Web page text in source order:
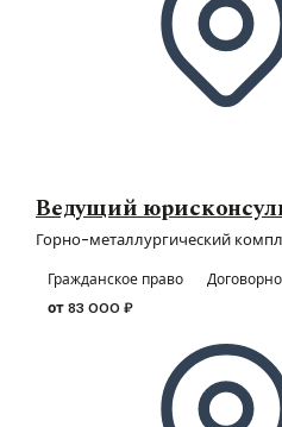
Ведущий
Горно-металлургический
Гражданское право
от 83 000 ₽